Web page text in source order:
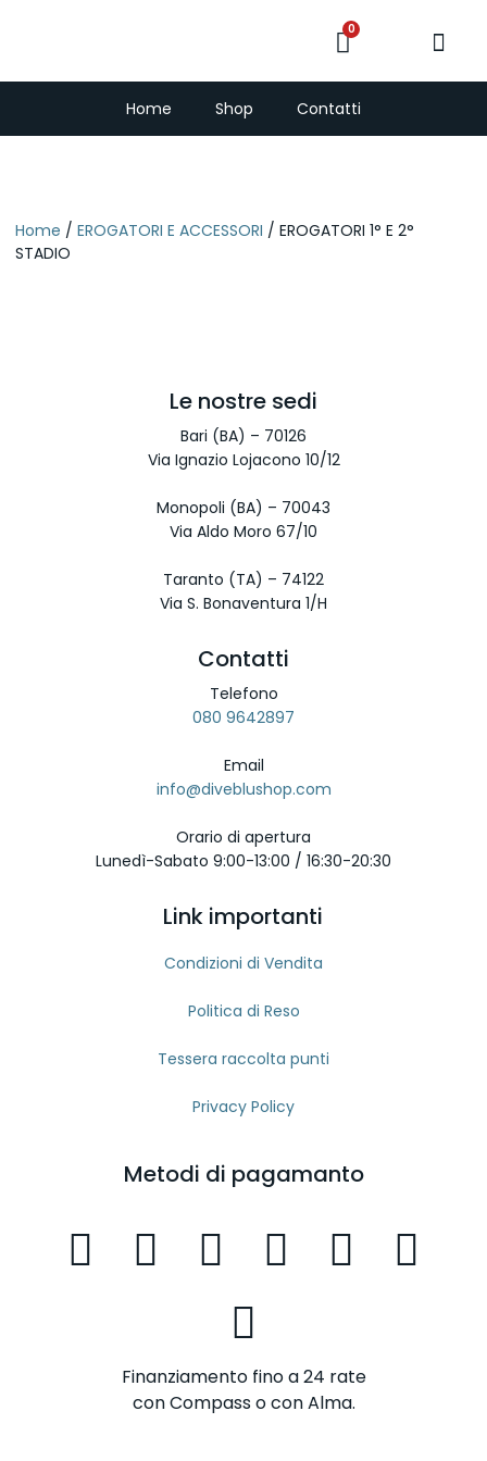
0
Home Shop Contatti
Home /EROGATORI E ACCESSORI / EROGATORI 1° E 2°
STADIO
Le nostre sedi
Bari (BA) – 70126
Via Ignazio Lojacono 10/12
Monopoli (BA) – 70043
Via Aldo Moro 67/10
Taranto (TA) – 74122
Via S. Bonaventura 1/H
Contatti
Telefono
080 9642897
Email
info@diveblushop.com
Orario di apertura
Lunedì-Sabato 9:00-13:00 / 16:30-20:30
Link importanti
Condizioni di Vendita
Politica di Reso
Tessera raccolta punti
Privacy Policy
Metodi di pagamanto
Finanziamento fino a 24 rate
con Compass o con Alma.